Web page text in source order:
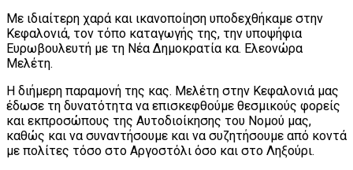
Με ιδιαίτερη χαρά και ικανοποίηση υποδεχθήκαμε στην
Κεφαλονιά, τον τόπο καταγωγής της, την υποψήφια
Ευρωβουλευτή με τη Νέα Δημοκρατία κα. Ελεονώρα
Μελέτη.
Η διήμερη παραμονή της κας. Μελέτη στην Κεφαλονιά μας
έδωσε τη δυνατότητα να επισκεφθούμε θεσμικούς φορείς
και εκπροσώπους της Αυτοδιοίκησης του Νομού μας,
καθώς και να συναντήσουμε και να συζητήσουμε από κοντά
με πολίτες τόσο στο Αργοστόλι όσο και στο Ληξούρι.